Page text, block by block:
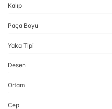
Kalıp
Paça Boyu
Yaka Tipi
Desen
Ortam
Cep